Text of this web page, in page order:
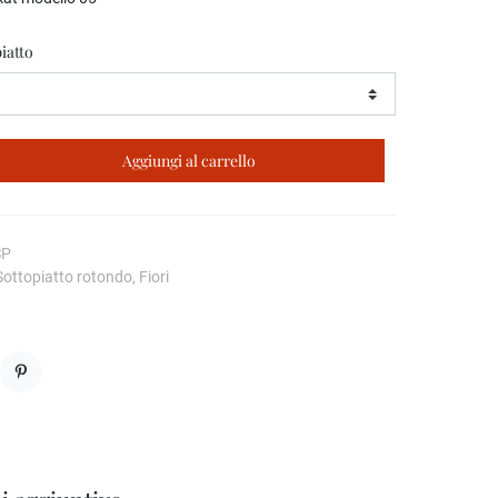
Aggiungi al carrello
rotondo, Fiori